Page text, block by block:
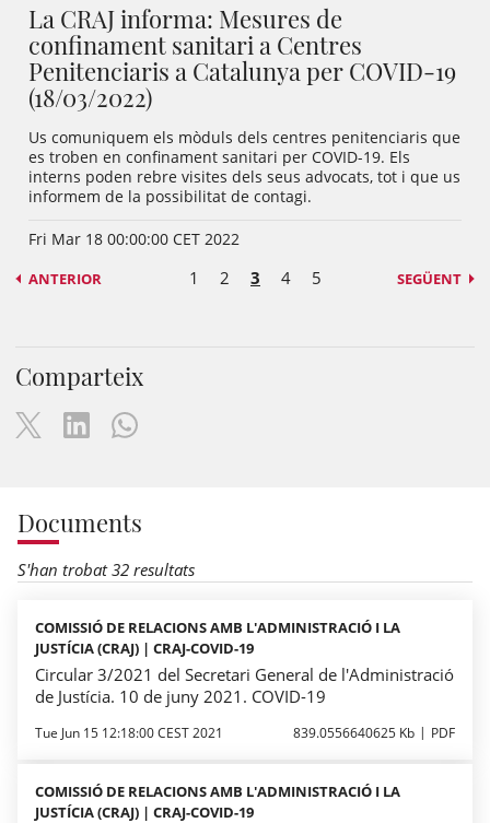
La CRAJ informa: Mesures de
confinament sanitari a Centres
Penitenciaris a Catalunya per COVID-19
(18/03/2022)
Us comuniquem els mòduls dels centres penitenciaris que
es troben en confinament sanitari per COVID-19. Els
interns poden rebre visites dels seus advocats, tot i que us
informem de la possibilitat de contagi.
Fri Mar 18 00:00:00 CET 2022
ANTERIOR 1 2 3 4 5 SEGÜENT
Comparteix
Documents
S'han trobat 32 resultats
COMISSIÓ DE RELACIONS AMB L'ADMINISTRACIÓ I LA
JUSTÍCIA (CRAJ) | CRAJ-COVID-19
Circular 3/2021 del Secretari General de l'Administració
de Justícia. 10 de juny 2021. COVID-19
Tue Jun 15 12:18:00 CEST 2021 839.0556640625 Kb PDF
COMISSIÓ DE RELACIONS AMB L'ADMINISTRACIÓ I LA
JUSTÍCIA (CRAJ) | CRAJ-COVID-19